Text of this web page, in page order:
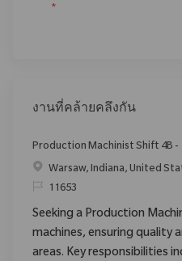
*
งานที่คล้ายคลึงกัน
Production Machinist Shift 4B
สถานที่Warsaw, Indiana, United
ReqId11653
Seeking a Production
machines, ensuring quality
areas. Key responsibilities